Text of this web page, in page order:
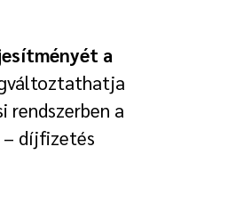
a
rendszerben a
díjfizetés